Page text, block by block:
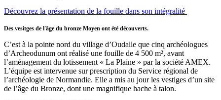
Découvrez la présentation de la fouille dans son intégralité
Des vesitges de l'âge du bronze Moyen ont été découverts.
C’est à la pointe nord du village d’Oudalle que cinq archéologues
d’Archeodunum ont réalisé une fouille de 4 500 m², avant
l’aménagement du lotissement « La Plaine » par la société AMEX.
L’équipe est intervenue sur prescription du Service régional de
l’archéologie de Normandie. Elle a mis au jour les vestiges d’un site
de l’âge du Bronze, dont une magnifique hache à talon.